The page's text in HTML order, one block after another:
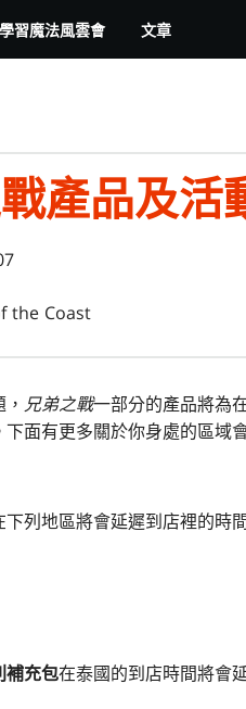
學習魔法風雲會 文章
產品及活
the Coast
兄弟之戰一部分的產品將為
面有更多關於你身處的區域
下列地區將會延遲到店裡的時
補充包在泰國的到店時間將會